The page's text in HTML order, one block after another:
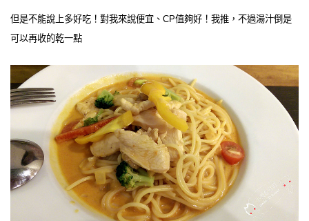
但是不能說上多好吃！對我來說便宜、CP值夠好！我推，不過湯汁倒是
可以再收的乾一點